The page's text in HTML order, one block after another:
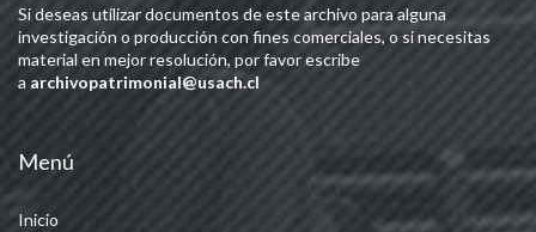
Si deseas utilizar documentos de este archivo para alguna
investigación o producción con fines comerciales, o si necesitas
material en mejor resolución, por favor escribe
a archivopatrimonial@usach.cl
Menú
Inicio